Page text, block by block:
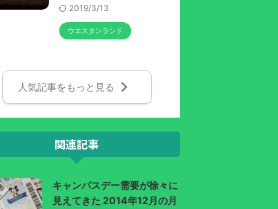
2019/3/13
ウエスタンランド
人気記事をもっと見る
関連記事
キャンパスデー需要が徐々に
見えてきた 2014年12月の月